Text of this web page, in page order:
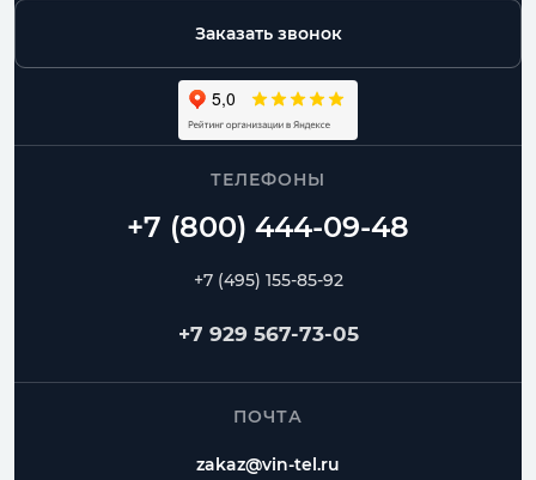
Заказать звонок
ТЕЛЕФОНЫ
+7 (495) 155-85-92
+7 929 567-73-05
ПОЧТА
zakaz@vin-tel.ru